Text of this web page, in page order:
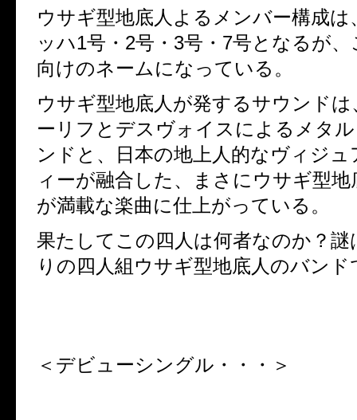
ウサギ型地底人よるメンバー構成
ッハ1号・2号・3号・7号となるが
向けのネームになっている。
ウサギ型地底人が発するサウンド
ーリフとデスヴォイスによるメタ
ンドと、日本の地上人的なヴィジ
ィーが融合した、まさにウサギ型地
が満載な楽曲に仕上がっている。
果たしてこの四人は何者なのか？
りの四人組ウサギ型地底人のバンド
＜デビューシングル・・・＞